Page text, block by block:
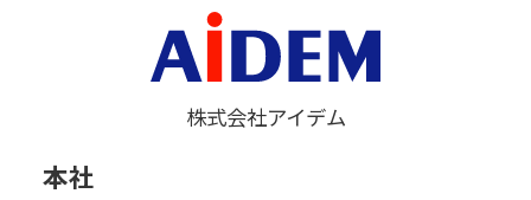
株式会社アイデム
本社